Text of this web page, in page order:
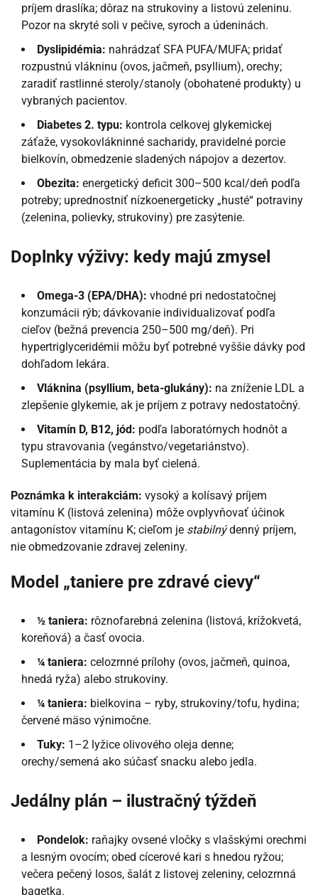
príjem draslíka; dôraz na strukoviny a listovú zeleninu.
Pozor na skryté soli v pečive, syroch a údeninách.
Dyslipidémia: nahrádzať SFA PUFA/MUFA; pridať
rozpustnú vlákninu (ovos, jačmeň, psyllium), orechy;
zaradiť rastlinné steroly/stanoly (obohatené produkty) u
vybraných pacientov.
Diabetes 2. typu: kontrola celkovej glykemickej
záťaže, vysokovlákninné sacharidy, pravidelné porcie
bielkovín, obmedzenie sladených nápojov a dezertov.
Obezita: energetický deficit 300–500 kcal/deň podľa
potreby; uprednostniť nízkoenergeticky „husté“ potraviny
(zelenina, polievky, strukoviny) pre zasýtenie.
Doplnky výživy: kedy majú zmysel
Omega-3 (EPA/DHA): vhodné pri nedostatočnej
konzumácii rýb; dávkovanie individualizovať podľa
cieľov (bežná prevencia 250–500 mg/deň). Pri
hypertriglyceridémii môžu byť potrebné vyššie dávky pod
dohľadom lekára.
Vláknina (psyllium, beta-glukány): na zníženie LDL a
zlepšenie glykemie, ak je príjem z potravy nedostatočný.
Vitamín D, B12, jód: podľa laboratórnych hodnôt a
typu stravovania (vegánstvo/vegetariánstvo).
Suplementácia by mala byť cielená.
Poznámka k interakciám: vysoký a kolísavý príjem
vitamínu K (listová zelenina) môže ovplyvňovať účinok
antagonístov vitamínu K; cieľom je stabilnýdenný príjem,
nie obmedzovanie zdravej zeleniny.
Model „taniere pre zdravé cievy“
½ taniera: rôznofarebná zelenina (listová, krížokvetá,
koreňová) a časť ovocia.
¼ taniera: celozrnné prílohy (ovos, jačmeň, quinoa,
hnedá ryža) alebo strukoviny.
¼ taniera: bielkovina – ryby, strukoviny/tofu, hydina;
červené mäso výnimočne.
Tuky: 1–2 lyžice olivového oleja denne;
orechy/semená ako súčasť snacku alebo jedla.
Jedálny plán – ilustračný týždeň
Pondelok: raňajky ovsené vločky s vlašskými orechmi
a lesným ovocím; obed cícerové kari s hnedou ryžou;
večera pečený losos, šalát z listovej zeleniny, celozrnná
bagetka.